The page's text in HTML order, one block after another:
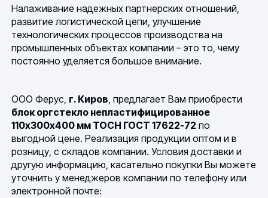
Налаживание надежных партнерских отношений,
развитие логистической цепи, улучшение
технологических процессов производства на
промышленных объектах компании – это то, чему
постоянно уделяется большое внимание.
ООО Ферус, г. Киров, предлагает Вам приобрести
блок оргстекло непластифицированное
110х300х400 мм ТОСН ГОСТ 17622-72 по
выгодной цене. Реализация продукции оптом и в
розницу, с складов компании. Условия доставки и
другую информацию, касательно покупки Вы можете
уточнить у менеджеров компании по телефону или
электронной почте: